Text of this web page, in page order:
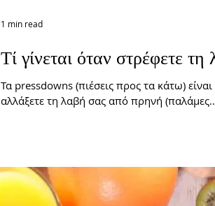
Τί γίνεται όταν στρέφετε
Τα pressdowns (πιέσεις προς τα κάτω)
αλλάξετε τη λαβή σας από πρηνή
1 min read